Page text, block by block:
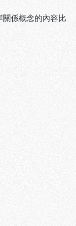
係概念的內容比